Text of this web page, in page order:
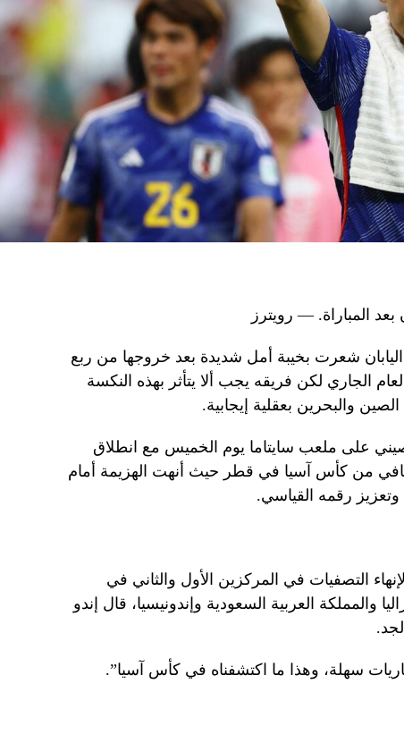
المباراة. — رويترز
شعرت بخيبة أمل شديدة بعد خروجها من ربع
الجاري لكن فريقه يجب ألا يتأثر بهذه النكسة
على ملعب سايتاما يوم الخميس مع انطلاق
من كأس آسيا في قطر حيث أنهت الهزيمة أمام
وتعزيز رقمه القياسي.
التصفيات في المركزين الأول والثاني في
والمملكة العربية السعودية وإندونيسيا، قال إندو
سهلة، وهذا ما اكتشفناه في كأس آسيا”.